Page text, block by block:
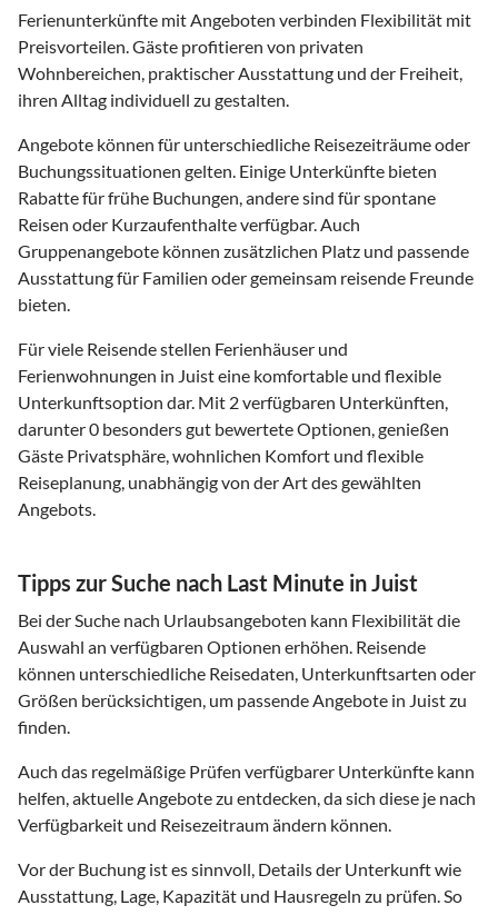
Ferienunterkünfte mit Angeboten verbinden Flexibilität mit
Preisvorteilen. Gäste profitieren von privaten
Wohnbereichen, praktischer Ausstattung und der Freiheit,
ihren Alltag individuell zu gestalten.
Angebote können für unterschiedliche Reisezeiträume oder
Buchungssituationen gelten. Einige Unterkünfte bieten
Rabatte für frühe Buchungen, andere sind für spontane
Reisen oder Kurzaufenthalte verfügbar. Auch
Gruppenangebote können zusätzlichen Platz und passende
Ausstattung für Familien oder gemeinsam reisende Freunde
bieten.
Für viele Reisende stellen Ferienhäuser und
Ferienwohnungen in Juist eine komfortable und flexible
Unterkunftsoption dar. Mit 2 verfügbaren Unterkünften,
darunter 0 besonders gut bewertete Optionen, genießen
Gäste Privatsphäre, wohnlichen Komfort und flexible
Reiseplanung, unabhängig von der Art des gewählten
Angebots.
Tipps zur Suche nach Last Minute in Juist
Bei der Suche nach Urlaubsangeboten kann Flexibilität die
Auswahl an verfügbaren Optionen erhöhen. Reisende
können unterschiedliche Reisedaten, Unterkunftsarten oder
Größen berücksichtigen, um passende Angebote in Juist zu
finden.
Auch das regelmäßige Prüfen verfügbarer Unterkünfte kann
helfen, aktuelle Angebote zu entdecken, da sich diese je nach
Verfügbarkeit und Reisezeitraum ändern können.
Vor der Buchung ist es sinnvoll, Details der Unterkunft wie
Ausstattung, Lage, Kapazität und Hausregeln zu prüfen. So